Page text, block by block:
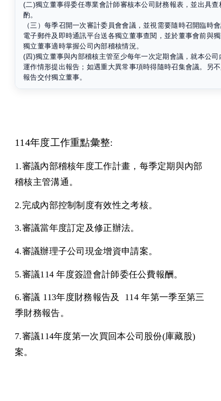
(二)獨立董事得委任專業會計師審核本公司財務報表，並出具
酌。
（三）每季召開一次審計委員會會議，並視需要隨時召開臨時
電子郵件及即時通訊平台送各獨立董事查閱，並於董事會前與
獨立董事適時掌握公司內部稽核情況。
(四)獨立董事與內部稽核主管至少每年一次定期會議，就本公
運作情形提出報告；如遇重大異常事項時得隨時召集會議。另
報告交付獨立董事。
114年度工作重點彙整:
1.審議內部稽核年度工作計畫，每季定期與內部
稽核主管溝通。
2.完成內部控制制度有效性之考核。
3.審議當年度訂定及修正辦法。
4.審議辦理子公司現金增資申請案。
5.審議114 年度簽證會計師委任公費報酬。
6.審議 113年度財務報告及 114 年第一季至第三
季財務報告。
7.審議114年度第一次買回本公司股份(庫藏股)
案。